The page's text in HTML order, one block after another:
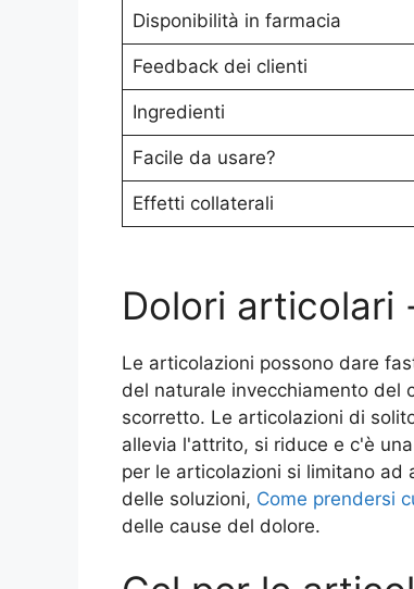
Disponibilità in farmacia
Feedback dei clienti
Ingredienti
Facile da usare?
Effetti collaterali
Dolori articolari
Le articolazioni possono dare
del naturale invecchiamento del
scorretto. Le articolazioni di
allevia l'attrito, si riduce e c'è
per le articolazioni si limitano ad
delle soluzioni, Come prendersi
delle cause del dolore.